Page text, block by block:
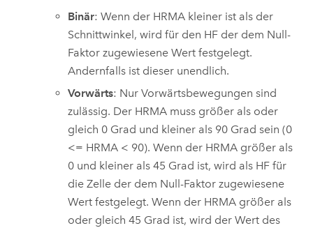
Binär: Wenn der HRMA kleiner ist als der
Schnittwinkel, wird für den HF der dem Null-
Faktor zugewiesene Wert festgelegt.
Andernfalls ist dieser unendlich.
Vorwärts: Nur Vorwärtsbewegungen sind
zulässig. Der HRMA muss größer als oder
gleich 0 Grad und kleiner als 90 Grad sein (0
<= HRMA < 90). Wenn der HRMA größer als
0 und kleiner als 45 Grad ist, wird als HF für
die Zelle der dem Null-Faktor zugewiesene
Wert festgelegt. Wenn der HRMA größer als
oder gleich 45 Grad ist, wird der Wert des